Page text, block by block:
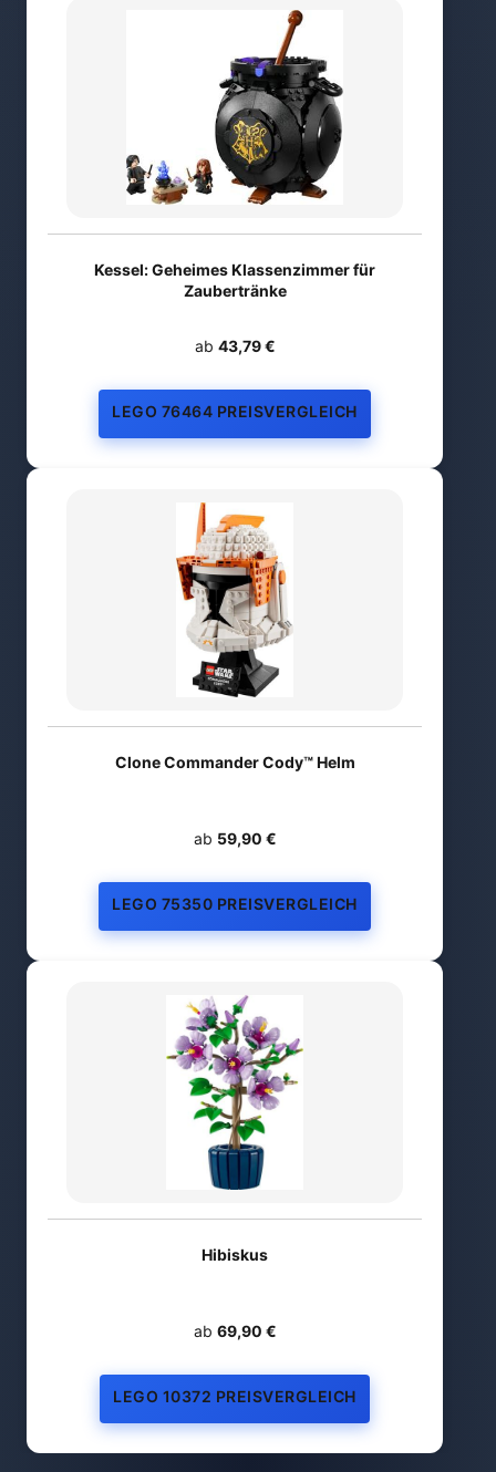
Kessel: Geheimes Klassenzimmer für
Zaubertränke
ab 43,79 €
LEGO 76464 PREISVERGLEICH
Clone Commander Cody™ Helm
ab 59,90 €
LEGO 75350 PREISVERGLEICH
Hibiskus
ab 69,90 €
LEGO 10372 PREISVERGLEICH